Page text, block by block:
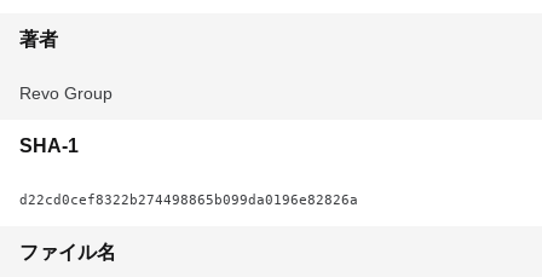
著者
Revo Group
SHA-1
d22cd0cef8322b274498865b099da0196e82826a
ファイル名